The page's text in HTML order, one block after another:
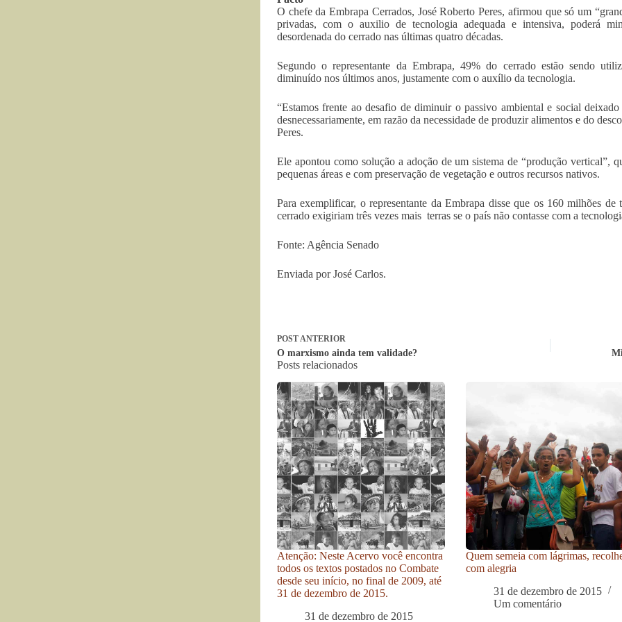
O chefe da Embrapa Cerrados, José Roberto Peres, afirmou que só um
privadas, com o auxilio de tecnologia adequada e intensiva, poderá
desordenada do cerrado nas últimas quatro décadas.
Segundo o representante da Embrapa, 49% do cerrado estão sendo
diminuído nos últimos anos, justamente com o auxílio da tecnologia.
“Estamos frente ao desafio de diminuir o passivo ambiental e social
desnecessariamente, em razão da necessidade de produzir alimentos e do
Peres.
Ele apontou como solução a adoção de um sistema de “produção vertical”,
pequenas áreas e com preservação de vegetação e outros recursos nativos.
Para exemplificar, o representante da Embrapa disse que os 160 milhões
cerrado exigiriam três vezes mais terras se o país não contasse com a
Fonte: Agência Senado
Enviada por José Carlos.
POSTANTERIOR
O marxismo ainda tem validade?
Posts relacionados
Atenção: Neste Acervo você encontra
todos os textos postados no Combate
desde seu início, no final de 2009, até
31 de dezembro de 2015.
31 de dezembro de 2015
Quem semeia com lágrimas,
com alegria
31 de dezembro de 2015
Um comentário